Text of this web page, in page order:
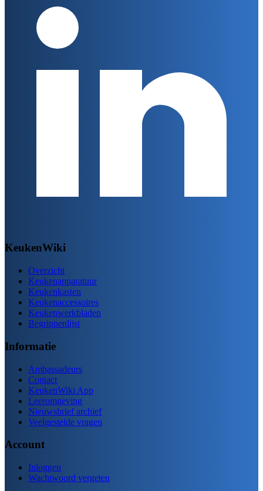
KeukenWiki
Overzicht
Keukenapparatuur
Keukenkasten
Keukenaccessoires
Keukenwerkbladen
Begrippenlijst
Informatie
Ambassadeurs
Contact
KeukenWiki App
Leeromgeving
Nieuwsbrief archief
Veelgestelde vragen
Account
Inloggen
Wachtwoord vergeten